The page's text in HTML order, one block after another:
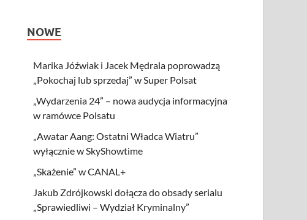
NOWE
Marika Jóźwiak i Jacek Mędrala poprowadzą
„Pokochaj lub sprzedaj” w Super Polsat
„Wydarzenia 24” – nowa audycja informacyjna
w ramówce Polsatu
„Awatar Aang: Ostatni Władca Wiatru”
wyłącznie w SkyShowtime
„Skażenie” w CANAL+
Jakub Zdrójkowski dołącza do obsady serialu
„Sprawiedliwi – Wydział Kryminalny”